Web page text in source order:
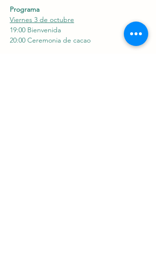
Programa
Viernes 3 de octubre
19:00 Bienvenida
20:00 Ceremonia de cacao